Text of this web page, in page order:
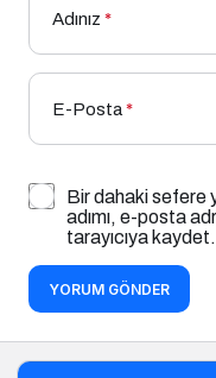
Adınız *
E-Posta*
Bir dahaki sefere
adımı, e-posta
tarayıcıya kaydet.
YORUM GÖNDER